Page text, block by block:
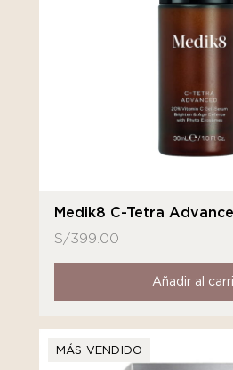
Medik8 C-Tetra Advance
S/399.00
Añadir al
MÁS VENDIDO